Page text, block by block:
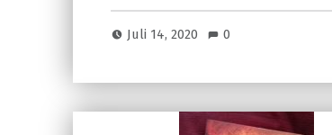
Juli 14, 2020 0